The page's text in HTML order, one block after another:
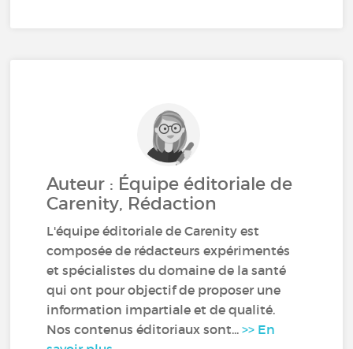
Auteur : Équipe éditoriale de
Carenity, Rédaction
L'équipe éditoriale de Carenity est
composée de rédacteurs expérimentés
et spécialistes du domaine de la santé
qui ont pour objectif de proposer une
information impartiale et de qualité.
Nos contenus éditoriaux sont...>> En